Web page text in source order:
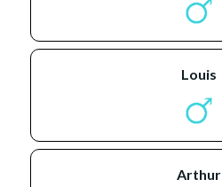
louis
arthur